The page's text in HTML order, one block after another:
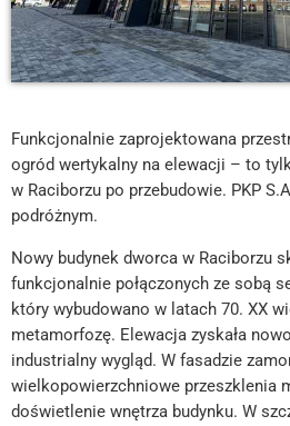
Funkcjonalnie zaprojektowana
ogród wertykalny na elewacji – to
w Raciborzu po przebudowie. PKP
podróżnym.
Nowy budynek dworca w Raciborzu
funkcjonalnie połączonych ze sobą
który wybudowano w latach 70. XX
metamorfozę. Elewacja zyskała
industrialny wygląd. W fasadzie
wielkopowierzchniowe przeszklenia
doświetlenie wnętrza budynku. W